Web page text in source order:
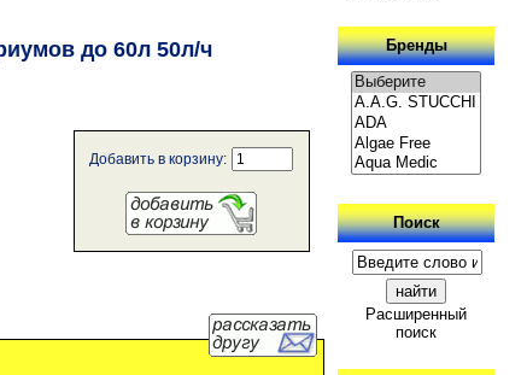
до 60л 50л/ч
Добавить в корзину:
Бренды
Поиск
Расширенный
поиск